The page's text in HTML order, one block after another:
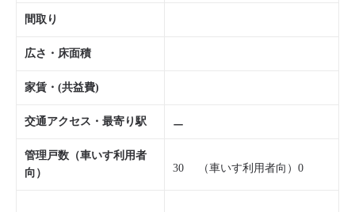
間取り
広さ・床面積
家賃・(共益費)
交通アクセス・最寄り駅 ー
管理戸数（車いす利用者
向）
30 （車いす利用者向）0